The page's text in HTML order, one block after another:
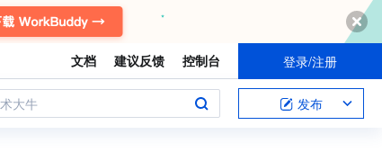
文档 建议反馈 控制台 登录/注册
大牛 发布